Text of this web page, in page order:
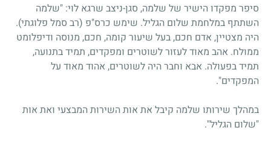
סיפר מפקדו הישיר של שלמה, סגן-ניצב שרגא לוי: "שלמה
השתתף במלחמת שלום הגליל. שימש כרס"פ (רב סמל פלוגתי).
היה מצטיין, אדם חכם, בעל שיעור קומה, חכם, מנוסה ודיפלומט
ממולח. אהב מאוד לעזור לשוטרים ומפקדים, תמיד בתנועה,
תמיד בפעולה. אבא וחבר היה לשוטרים, אהוד מאוד על
המפקדים".
במהלך שירותו שלמה קיבל את אות השירות המבצעי ואת אות
"שלום הגליל".